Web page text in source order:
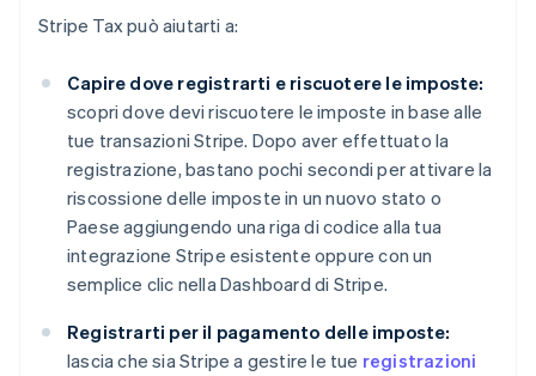
Stripe Tax può aiutarti a:
Capire dove registrarti e riscuotere le imposte:
scopri dove devi riscuotere le imposte in base alle
tue transazioni Stripe. Dopo aver effettuato la
registrazione, bastano pochi secondi per attivare la
riscossione delle imposte in un nuovo stato o
Paese aggiungendo una riga di codice alla tua
integrazione Stripe esistente oppure con un
semplice clic nella Dashboard di Stripe.
Registrarti per il pagamento delle imposte:
lascia che sia Stripe a gestire le tue registrazioni